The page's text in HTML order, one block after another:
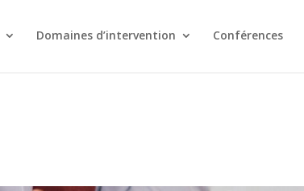
Domaines d’intervention Conférences